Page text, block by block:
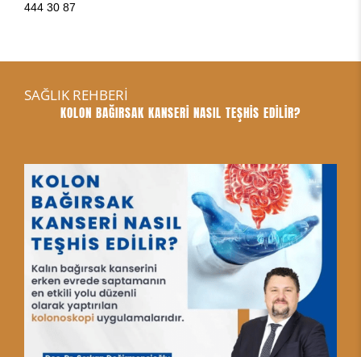
444 30 87
SAĞLIK REHBERİ
KOLON BAĞIRSAK KANSERİ NASIL TEŞHİS EDİLİR?